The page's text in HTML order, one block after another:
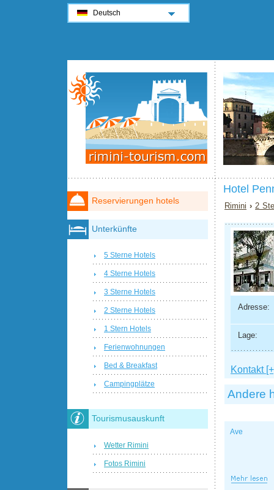
Hotel
Rimini › 2
Adresse:
Lage:
Kontakt
Andere
Ave
Reservierungen hotels
Unterkünfte
5 Sterne Hotels
4 Sterne Hotels
3 Sterne Hotels
2 Sterne Hotels
1 Stern Hotels
Ferienwohnungen
Bed & Breakfast
Campingplätze
Tourismusauskunft
Wetter Rimini
Fotos Rimini
Deutsch